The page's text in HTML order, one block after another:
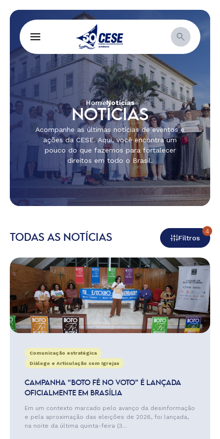
HomeNotícias
NOTÍCIAS
Acompanhe as últimas notícias de eventos e
ações da CESE. Aqui, você encontra um
pouco do que fazemos para fortalecer
direitos em todo o Brasil.
TODAS AS NOTÍCIAS Filtros
4
Comunicação estratégica
Diálogo e Articulação com Igrejas
CAMPANHA “BOTO FÉ NO VOTO” É LANÇADA
OFICIALMENTE EM BRASÍLIA
Em um contexto marcado pelo avanço da desinformação
e pela aproximação das eleições de 2026, foi lançada,
na noite da última quinta-feira (3...